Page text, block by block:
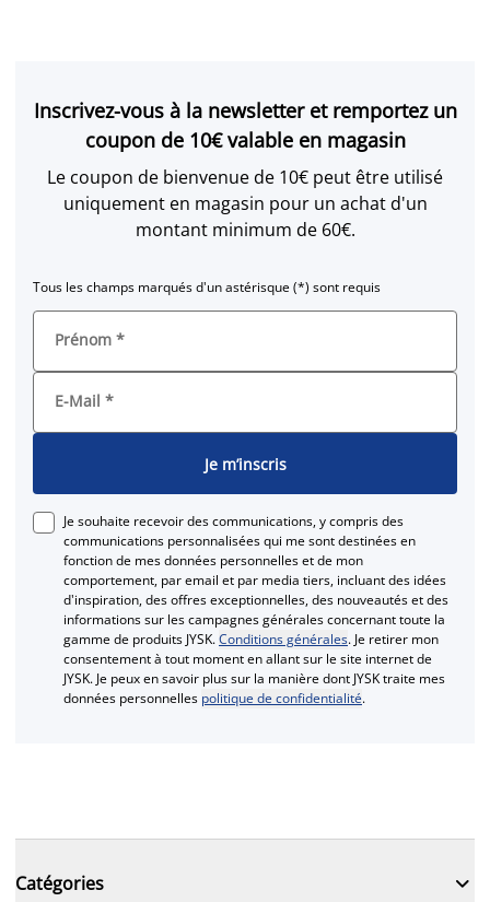
Inscrivez-vous à la newsletter et remportez un
coupon de 10€ valable en magasin
Le coupon de bienvenue de 10€ peut être utilisé
uniquement en magasin pour un achat d'un
montant minimum de 60€.
Tous les champs marqués d'un astérisque (*) sont requis
Prénom *
E-Mail *
Je m’inscris
Je souhaite recevoir des communications, y compris des
communications personnalisées qui me sont destinées en
fonction de mes données personnelles et de mon
comportement, par email et par media tiers, incluant des idées
d'inspiration, des offres exceptionnelles, des nouveautés et des
informations sur les campagnes générales concernant toute la
gamme de produits JYSK.Conditions générales. Je retirer mon
consentement à tout moment en allant sur le site internet de
JYSK. Je peux en savoir plus sur la manière dont JYSK traite mes
données personnelles politique de confidentialité.
Catégories 